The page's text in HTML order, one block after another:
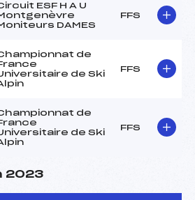
ESF H A U
DAMES
FFS
de
de Ski
FFS
de
de Ski
FFS
2023